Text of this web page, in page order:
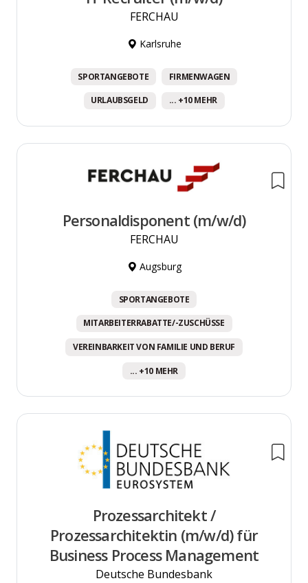
FERCHAU
Karlsruhe
SPORTANGEBOTE FIRMENWAGEN
URLAUBSGELD ... +10 MEHR
Personaldisponent (m/w/d)
FERCHAU
Augsburg
SPORTANGEBOTE
MITARBEITERRABATTE/-ZUSCHÜSSE
VEREINBARKEIT VON FAMILIE UND BERUF
... +10 MEHR
Prozessarchitekt /
Prozessarchitektin (m/w/d) für
Business Process Management
Deutsche Bundesbank